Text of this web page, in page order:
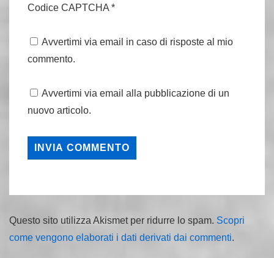
Codice CAPTCHA *
Avvertimi via email in caso di risposte al mio
commento.
Avvertimi via email alla pubblicazione di un
nuovo articolo.
Questo sito utilizza Akismet per ridurre lo spam. Scopri
come vengono elaborati i dati derivati dai commenti.